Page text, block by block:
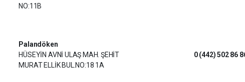
NO:11B
Palandöken
HÜSEYİN AVNİ ULAŞ MAH. ŞEHİT
MURAT ELLİK BUL.NO:18 1A
0 (442) 502 86